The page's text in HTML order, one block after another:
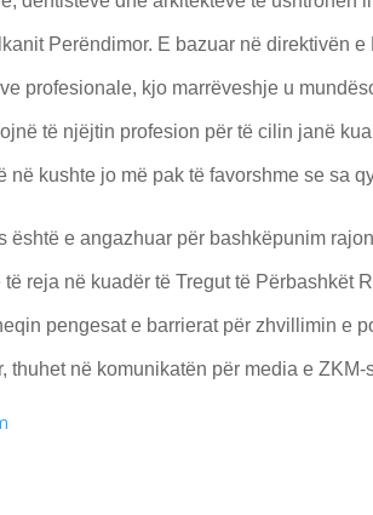
Perëndimor. E bazuar në direktivën
profesionale, kjo marrëveshje u
të njëjtin profesion për të cilin janë
në kushte jo më pak të favorshme se sa
është e angazhuar për bashkëpunim
reja në kuadër të Tregut të Përbashkët
pengesat e barrierat për zhvillimin e
thuhet në komunikatën për media e ZKM-